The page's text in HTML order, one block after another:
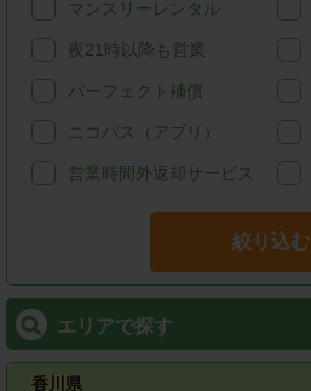
マンスリーレンタル
夜21時以降も営業
パーフェクト補償
ニコパス（アプリ）
営業時間外返却サービス
絞り込む
エリアで探す
香川県